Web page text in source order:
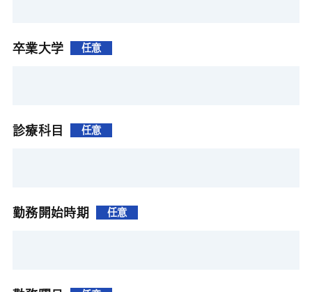
卒業大学 任意
診療科目 任意
勤務開始時期 任意